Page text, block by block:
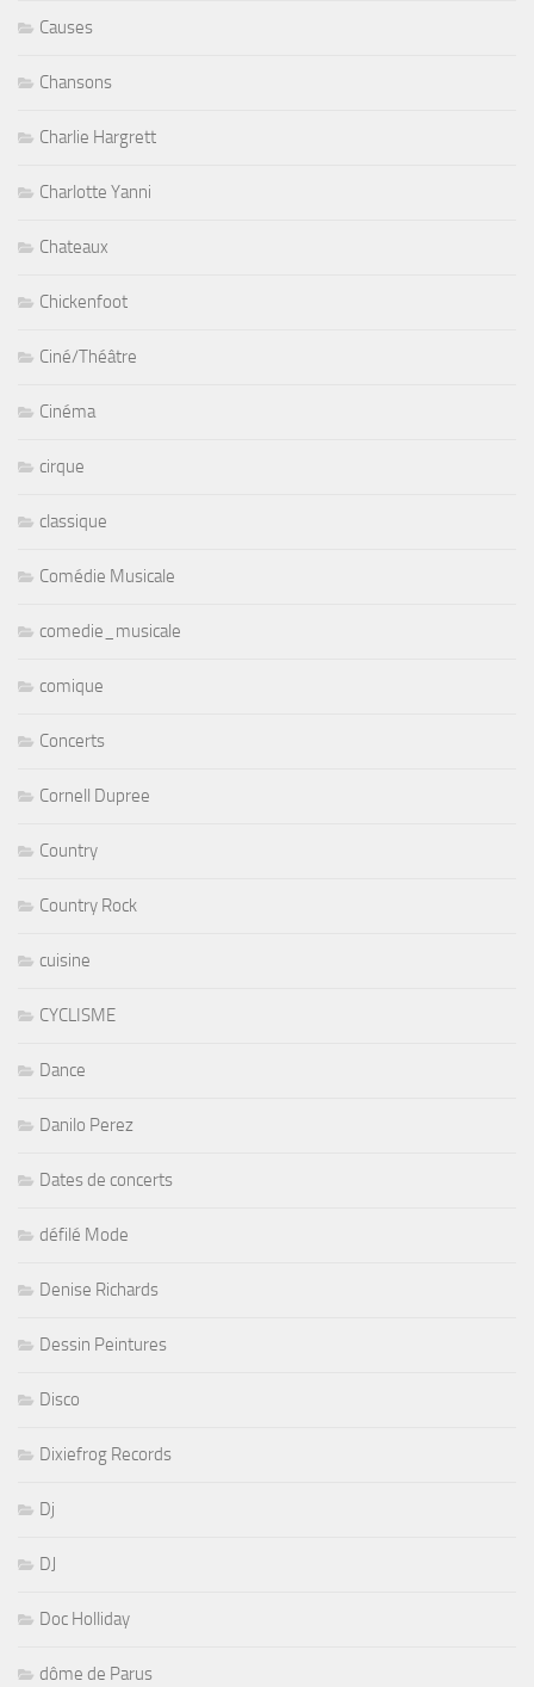
Causes
Chansons
Charlie Hargrett
Charlotte Yanni
Chateaux
Chickenfoot
Ciné/Théâtre
Cinéma
cirque
classique
Comédie Musicale
comedie_musicale
comique
Concerts
Cornell Dupree
Country
Country Rock
cuisine
CYCLISME
Dance
Danilo Perez
Dates de concerts
défilé Mode
Denise Richards
Dessin Peintures
Disco
Dixiefrog Records
Dj
DJ
Doc Holliday
dôme de Parus